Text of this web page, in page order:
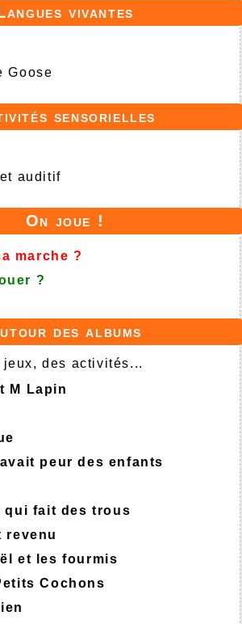
vivantes
Goose
sensorielles
auditif
On joue !
marche ?
?
des albums
jeux, des activités...
M Lapin
peur des enfants
qui fait des trous
revenu
et les fourmis
Cochons